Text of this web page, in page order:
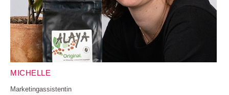
MICHELLE
Marketingassistentin